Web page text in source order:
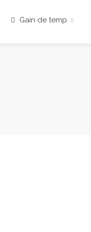
Gain de temp